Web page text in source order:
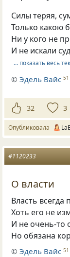
Силы теряя,
Только какою
Ни у кого не
И не искали
… показать весь
©Эдель Вайс 51
32 3
Опубликовала
#1120233
О власти
Власть всегда
Хоть его не
И не очень-то
Но обязана
©Эдель Вайс 51